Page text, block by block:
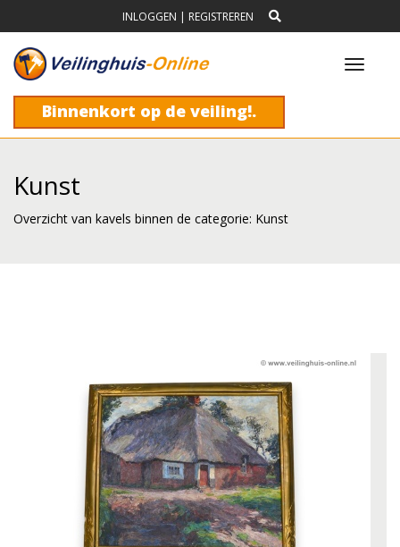
INLOGGEN | REGISTREREN
Binnenkort op de veiling!.
Kunst
Overzicht van kavels binnen de categorie: Kunst